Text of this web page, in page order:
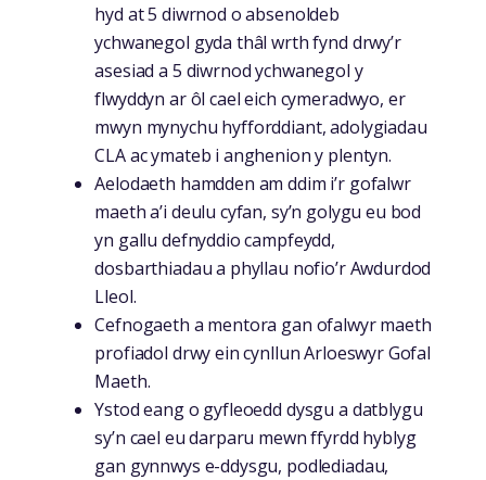
hyd at 5 diwrnod o absenoldeb
ychwanegol gyda thâl wrth fynd drwy’r
asesiad a 5 diwrnod ychwanegol y
flwyddyn ar ôl cael eich cymeradwyo, er
mwyn mynychu hyfforddiant, adolygiadau
CLA ac ymateb i anghenion y plentyn.
Aelodaeth hamdden am ddim i’r gofalwr
maeth a’i deulu cyfan, sy’n golygu eu bod
yn gallu defnyddio campfeydd,
dosbarthiadau a phyllau nofio’r Awdurdod
Lleol.
Cefnogaeth a mentora gan ofalwyr maeth
profiadol drwy ein cynllun Arloeswyr Gofal
Maeth.
Ystod eang o gyfleoedd dysgu a datblygu
sy’n cael eu darparu mewn ffyrdd hyblyg
gan gynnwys e-ddysgu, podlediadau,